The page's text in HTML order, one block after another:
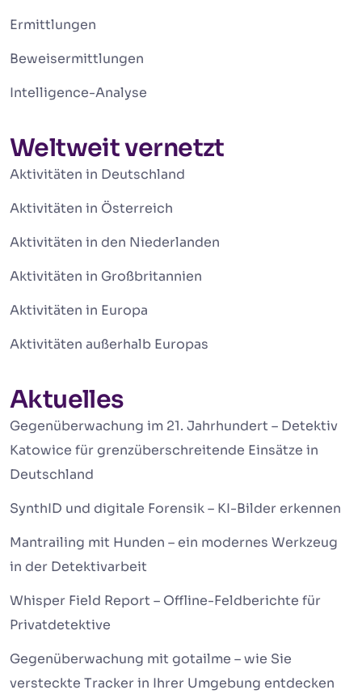
Ermittlungen
Beweisermittlungen
Intelligence-Analyse
Weltweit vernetzt
Aktivitäten in Deutschland
Aktivitäten in Österreich
Aktivitäten in den Niederlanden
Aktivitäten in Großbritannien
Aktivitäten in Europa
Aktivitäten außerhalb Europas
Aktuelles
Gegenüberwachung im 21. Jahrhundert – Detektiv
Katowice für grenzüberschreitende Einsätze in
Deutschland
SynthID und digitale Forensik – KI-Bilder erkennen
Mantrailing mit Hunden – ein modernes Werkzeug
in der Detektivarbeit
Whisper Field Report – Offline-Feldberichte für
Privatdetektive
Gegenüberwachung mit gotailme – wie Sie
versteckte Tracker in Ihrer Umgebung entdecken